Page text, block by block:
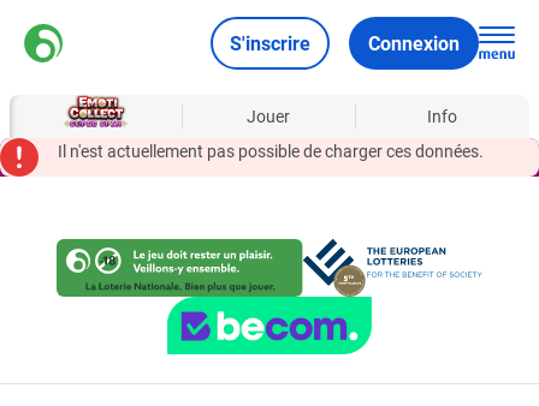
S'inscrire Connexion
À propos Jouer
Info
Il n'est actuellement pas possible de charger ces données.